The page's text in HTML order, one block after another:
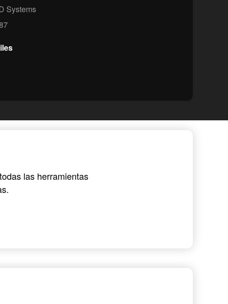
Systems
las herramientas